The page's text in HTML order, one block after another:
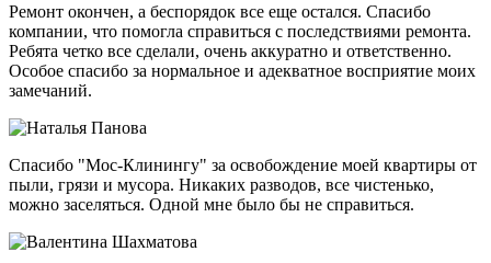
Ремонт окончен, а беспорядок все еще остался. Спасибо
компании, что помогла справиться с последствиями ремонта.
Ребята четко все сделали, очень аккуратно и ответственно.
Особое спасибо за нормальное и адекватное восприятие моих
замечаний.
Спасибо "Мос-Клинингу" за освобождение моей квартиры от
пыли, грязи и мусора. Никаких разводов, все чистенько,
можно заселяться. Одной мне было бы не справиться.